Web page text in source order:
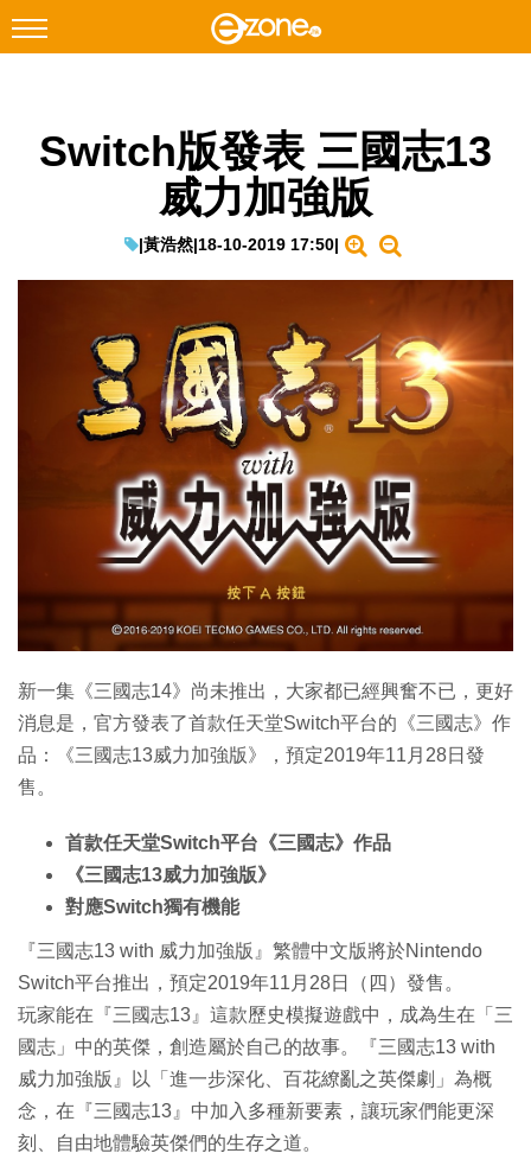
Facebook Instagram
遊戲動漫
IT Times
生成式AI與雲端應用
Enterprise Digital Transformation
Switch版發表 三國志13
威力加強版
|黃浩然|18-10-2019 17:50|
新一集《三國志14》尚未推出，大家都已經興奮不已，更好
消息是，官方發表了首款任天堂Switch平台的《三國志》作
品：《三國志13威力加強版》，預定2019年11月28日發
售。
首款任天堂Switch平台《三國志》作品
《三國志13威力加強版》
對應Switch獨有機能
『三國志13 with 威力加強版』繁體中文版將於Nintendo
Switch平台推出，預定2019年11月28日（四）發售。
玩家能在『三國志13』這款歷史模擬遊戲中，成為生在「三
國志」中的英傑，創造屬於自己的故事。『三國志13 with
威力加強版』以「進一步深化、百花繚亂之英傑劇」為概
念，在『三國志13』中加入多種新要素，讓玩家們能更深
刻、自由地體驗英傑們的生存之道。